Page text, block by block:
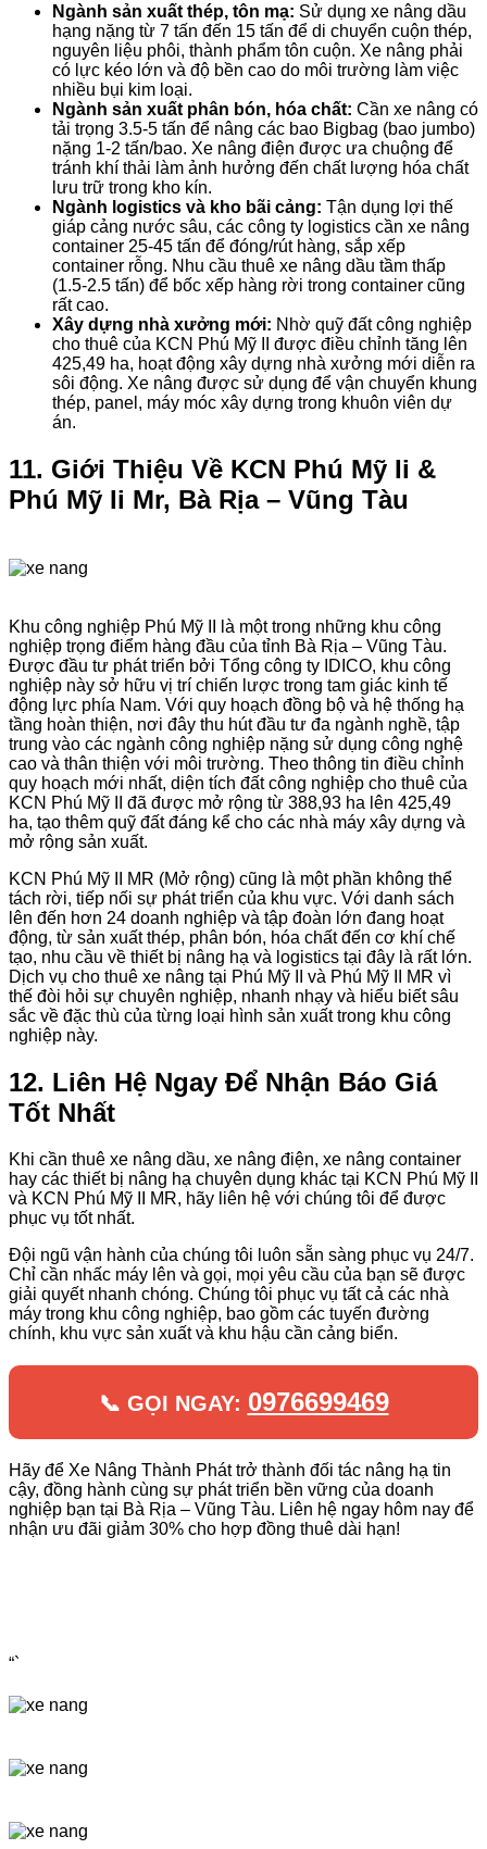
Ngành sản xuất thép, tôn mạ: Sử dụng xe nâng dầu
hạng nặng từ 7 tấn đến 15 tấn để di chuyển cuộn thép,
nguyên liệu phôi, thành phẩm tôn cuộn. Xe nâng phải
có lực kéo lớn và độ bền cao do môi trường làm việc
nhiều bụi kim loại.
Ngành sản xuất phân bón, hóa chất: Cần xe nâng có
tải trọng 3.5-5 tấn để nâng các bao Bigbag (bao jumbo)
nặng 1-2 tấn/bao. Xe nâng điện được ưa chuộng để
tránh khí thải làm ảnh hưởng đến chất lượng hóa chất
lưu trữ trong kho kín.
Ngành logistics và kho bãi cảng: Tận dụng lợi thế
giáp cảng nước sâu, các công ty logistics cần xe nâng
container 25-45 tấn để đóng/rút hàng, sắp xếp
container rỗng. Nhu cầu thuê xe nâng dầu tầm thấp
(1.5-2.5 tấn) để bốc xếp hàng rời trong container cũng
rất cao.
Xây dựng nhà xưởng mới: Nhờ quỹ đất công nghiệp
cho thuê của KCN Phú Mỹ II được điều chỉnh tăng lên
425,49 ha, hoạt động xây dựng nhà xưởng mới diễn ra
sôi động. Xe nâng được sử dụng để vận chuyển khung
thép, panel, máy móc xây dựng trong khuôn viên dự
án.
11. Giới Thiệu Về KCN Phú Mỹ Ii &
Phú Mỹ Ii Mr, Bà Rịa – Vũng Tàu
Khu công nghiệp Phú Mỹ II là một trong những khu công
nghiệp trọng điểm hàng đầu của tỉnh Bà Rịa – Vũng Tàu.
Được đầu tư phát triển bởi Tổng công ty IDICO, khu công
nghiệp này sở hữu vị trí chiến lược trong tam giác kinh tế
động lực phía Nam. Với quy hoạch đồng bộ và hệ thống hạ
tầng hoàn thiện, nơi đây thu hút đầu tư đa ngành nghề, tập
trung vào các ngành công nghiệp nặng sử dụng công nghệ
cao và thân thiện với môi trường. Theo thông tin điều chỉnh
quy hoạch mới nhất, diện tích đất công nghiệp cho thuê của
KCN Phú Mỹ II đã được mở rộng từ 388,93 ha lên 425,49
ha, tạo thêm quỹ đất đáng kể cho các nhà máy xây dựng và
mở rộng sản xuất.
KCN Phú Mỹ II MR (Mở rộng) cũng là một phần không thể
tách rời, tiếp nối sự phát triển của khu vực. Với danh sách
lên đến hơn 24 doanh nghiệp và tập đoàn lớn đang hoạt
động, từ sản xuất thép, phân bón, hóa chất đến cơ khí chế
tạo, nhu cầu về thiết bị nâng hạ và logistics tại đây là rất lớn.
Dịch vụ cho thuê xe nâng tại Phú Mỹ II và Phú Mỹ II MR vì
thế đòi hỏi sự chuyên nghiệp, nhanh nhạy và hiểu biết sâu
sắc về đặc thù của từng loại hình sản xuất trong khu công
nghiệp này.
12. Liên Hệ Ngay Để Nhận Báo Giá
Tốt Nhất
Khi cần thuê xe nâng dầu, xe nâng điện, xe nâng container
hay các thiết bị nâng hạ chuyên dụng khác tại KCN Phú Mỹ II
và KCN Phú Mỹ II MR, hãy liên hệ với chúng tôi để được
phục vụ tốt nhất.
Đội ngũ vận hành của chúng tôi luôn sẵn sàng phục vụ 24/7.
Chỉ cần nhấc máy lên và gọi, mọi yêu cầu của bạn sẽ được
giải quyết nhanh chóng. Chúng tôi phục vụ tất cả các nhà
máy trong khu công nghiệp, bao gồm các tuyến đường
chính, khu vực sản xuất và khu hậu cần cảng biển.
📞 GỌI NGAY: 0976699469
Hãy để Xe Nâng Thành Phát trở thành đối tác nâng hạ tin
cậy, đồng hành cùng sự phát triển bền vững của doanh
nghiệp bạn tại Bà Rịa – Vũng Tàu. Liên hệ ngay hôm nay để
nhận ưu đãi giảm 30% cho hợp đồng thuê dài hạn!
“`